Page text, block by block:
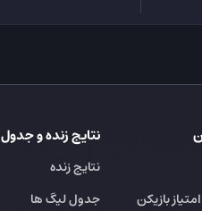
بازیکن
نتایج زنده و جدول
نتایج زنده
جدول لیگ ها